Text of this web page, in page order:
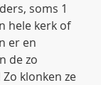
soms 1
hele kerk of
er en
de zo
klonken ze